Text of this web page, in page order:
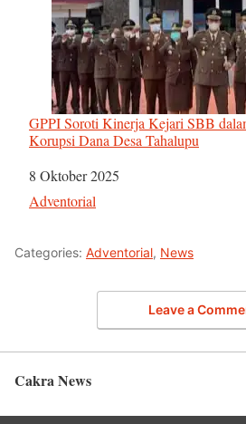
GPPI Soroti Kinerja Kejari SBB
Korupsi Dana Desa Tahalupu
Tanggal
8 Oktober 2025
Sehubungan dengan
Adventorial
Categories: Adventorial, News
Leave a
Cakra News